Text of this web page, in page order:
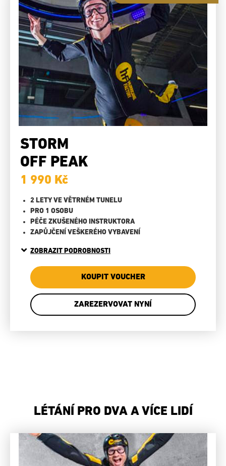
STORM
OFF PEAK
1 990 Kč
2 LETY VE VĚTRNÉM TUNELU
PRO 1 OSOBU
PÉČE ZKUŠENÉHO INSTRUKTORA
ZAPŮJČENÍ VEŠKERÉHO VYBAVENÍ
ZOBRAZIT PODROBNOSTI
KOUPIT VOUCHER
ZAREZERVOVAT NYNÍ
LÉTÁNÍ PRO DVA A VÍCE LIDÍ